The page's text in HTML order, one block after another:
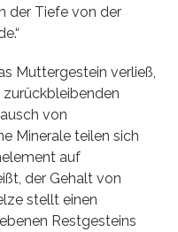
der Tiefe von der
Muttergestein verließ,
von
Minerale teilen sich
auf
der Gehalt von
stellt einen
Restgesteins